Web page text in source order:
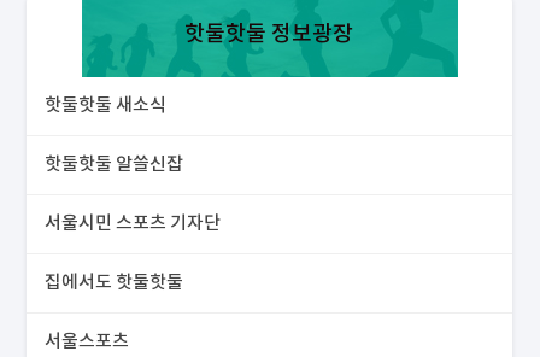
핫둘핫둘 정보광장
핫둘핫둘 새소식
핫둘핫둘 알쓸신잡
서울시민 스포츠 기자단
집에서도 핫둘핫둘
서울스포츠